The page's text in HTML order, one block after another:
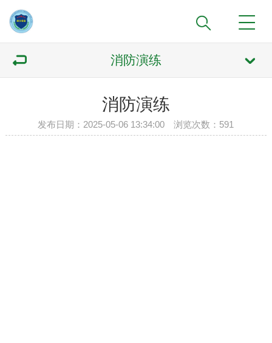
消防演练
消防演练
发布日期：2025-05-06 13:34:00 浏览次数： 591